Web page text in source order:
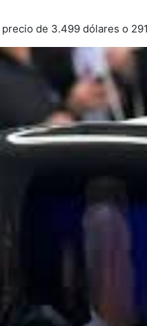
de 3.499 dólares o